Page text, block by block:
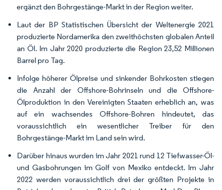
ergänzt den Bohrgestänge-Markt in der Region weiter.
Laut der BP Statistischen Übersicht der Weltenergie 2021
produzierte Nordamerika den zweithöchsten globalen Anteil
an Öl. Im Jahr 2020 produzierte die Region 23,52 Millionen
Barrel pro Tag.
Infolge höherer Ölpreise und sinkender Bohrkosten stiegen
die Anzahl der Offshore-Bohrinseln und die Offshore-
Ölproduktion in den Vereinigten Staaten erheblich an, was
auf ein wachsendes Offshore-Bohren hindeutet, das
voraussichtlich ein wesentlicher Treiber für den
Bohrgestänge-Markt im Land sein wird.
Darüber hinaus wurden im Jahr 2021 rund 12 Tiefwasser-Öl-
und Gasbohrungen im Golf von Mexiko entdeckt. Im Jahr
2022 werden voraussichtlich drei der größten Projekte in